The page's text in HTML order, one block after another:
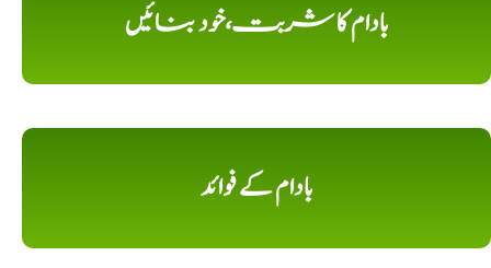
بادام کا شربت،خود بنائیں
بادام کے فوائد